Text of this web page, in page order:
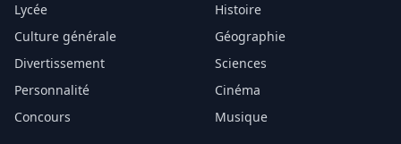
Lycée
Culture générale
Divertissement
Personnalité
Concours
Histoire
Géographie
Sciences
Cinéma
Musique